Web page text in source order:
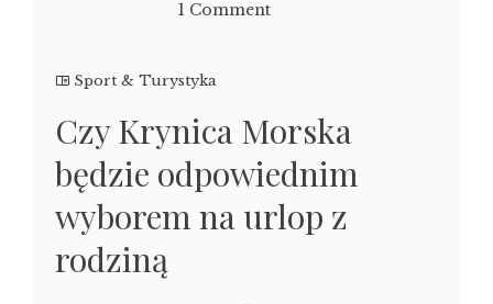
1 Comment
Sport & Turystyka
Czy Krynica Morska
będzie odpowiednim
wyborem na urlop z
rodziną